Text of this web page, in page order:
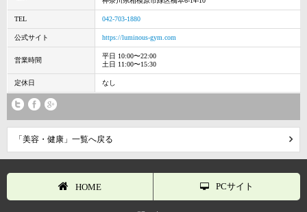
TEL 042-703-1880
公式サイト https://luminous-gym.com
営業時間
平日 10:00〜22:00
土日 11:00〜15:30
定休日 なし
「美容・健康」一覧へ戻る
HOME PCサイト